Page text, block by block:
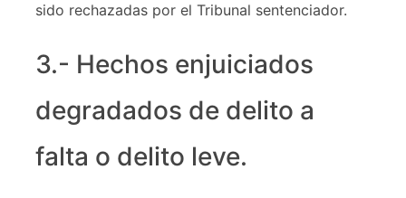
sido rechazadas por el Tribunal sentenciador.
3.- Hechos enjuiciados
degradados de delito a
falta o delito leve.